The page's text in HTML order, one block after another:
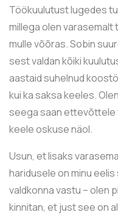
Töökuulutust lugedes
millega olen
mulle võõras. Sobin
sest valdan kõiki
aastaid suhelnud
kui ka saksa keeles.
seega saan ettevõttele
keele oskuse näol.
Usun, et lisaks
haridusele on minu
valdkonna vastu – olen
kinnitan, et just see on